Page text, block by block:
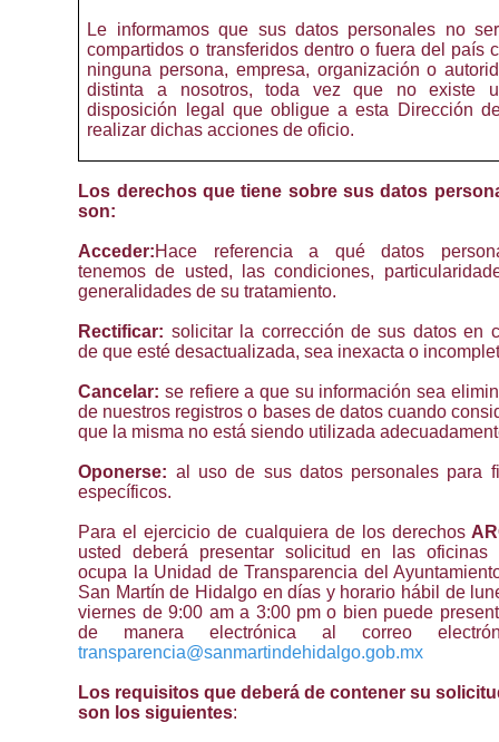
Le informamos que sus datos personales no
compartidos o transferidos dentro o fuera del país
ninguna persona, empresa, organización o
distinta a nosotros, toda vez que no existe
disposición legal que obligue a esta Dirección
realizar dichas acciones de oficio.
Los derechos que tiene sobre sus datos
son:
Acceder:Hace referencia a qué datos
tenemos de usted, las condiciones,
generalidades de su tratamiento.
Rectificar: solicitar la corrección de sus datos en
de que esté desactualizada, sea inexacta o
Cancelar: se refiere a que su información sea
de nuestros registros o bases de datos cuando
que la misma no está siendo utilizada
Oponerse: al uso de sus datos personales para
específicos.
Para el ejercicio de cualquiera de los derechos
usted deberá presentar solicitud en las oficinas
ocupa la Unidad de Transparencia del
San Martín de Hidalgo en días y horario hábil de
viernes de 9:00 am a 3:00 pm o bien puede
de manera electrónica al correo
transparencia@sanmartindehidalgo.gob.mx
Los requisitos que deberá de contener su
son los siguientes: